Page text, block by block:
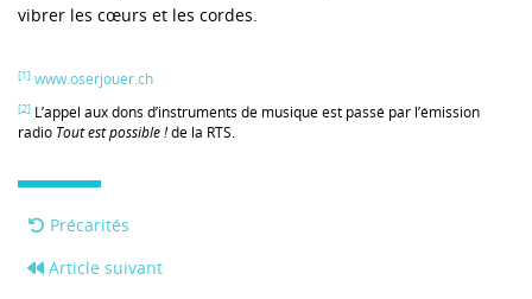
vibrer les cœurs et les cordes.
[1] www.oserjouer.ch
[2] L’appel aux dons d’instruments de musique est passé par l’émission
radio Tout est possible !de la RTS.
Précarités
Article suivant